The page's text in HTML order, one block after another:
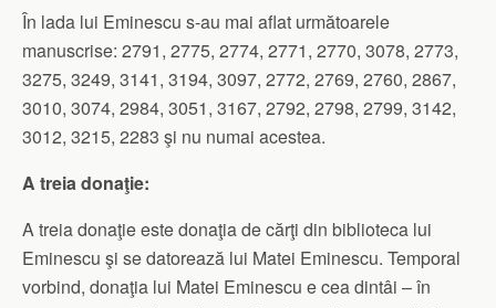
În lada lui Eminescu s-au mai aflat următoarele
manuscrise: 2791, 2775, 2774, 2771, 2770, 3078, 2773,
3275, 3249, 3141, 3194, 3097, 2772, 2769, 2760, 2867,
3010, 3074, 2984, 3051, 3167, 2792, 2798, 2799, 3142,
3012, 3215, 2283 şi nu numai acestea.
A treia donaţie:
A treia donaţie este donaţia de cărţi din biblioteca lui
Eminescu şi se datorează lui Matei Eminescu. Temporal
vorbind, donaţia lui Matei Eminescu e cea dintâi – în